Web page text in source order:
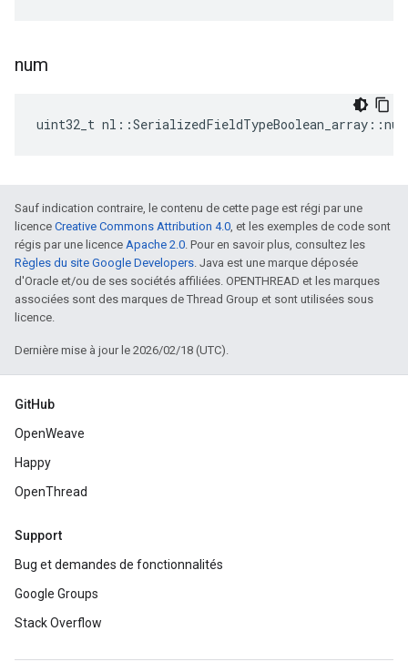
num
uint32_t nl::SerializedFieldTypeBoolean_array::num
Sauf indication contraire, le contenu de cette page est régi par une
licence Creative Commons Attribution 4.0, et les exemples de code sont
régis par une licence Apache 2.0. Pour en savoir plus, consultez les
Règles du site Google Developers. Java est une marque déposée
d'Oracle et/ou de ses sociétés affiliées. OPENTHREAD et les marques
associées sont des marques de Thread Group et sont utilisées sous
licence.
Dernière mise à jour le 2026/02/18 (UTC).
GitHub
OpenWeave
Happy
OpenThread
Support
Bug et demandes de fonctionnalités
Google Groups
Stack Overflow